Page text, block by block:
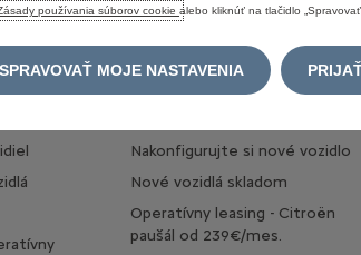
VYBERTE SI NOVÉ VOZIDLO
Nakonfigurujte si nové vozidlo
Nové vozidlá skladom
Operatívny leasing - Citroën
paušál od 239€/mes.
používania súborov cookie alebo kliknúť na tlačidlo „Spravovať
SPRAVOVAŤ MOJE NASTAVENIA